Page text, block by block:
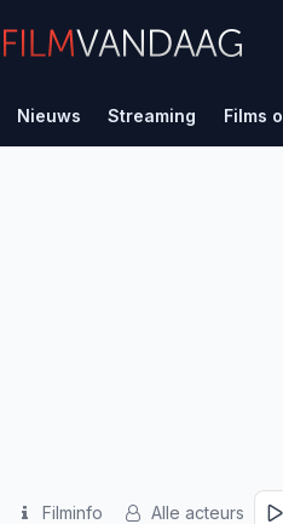
Nieuws Streaming Films
Filminfo Alle acteurs